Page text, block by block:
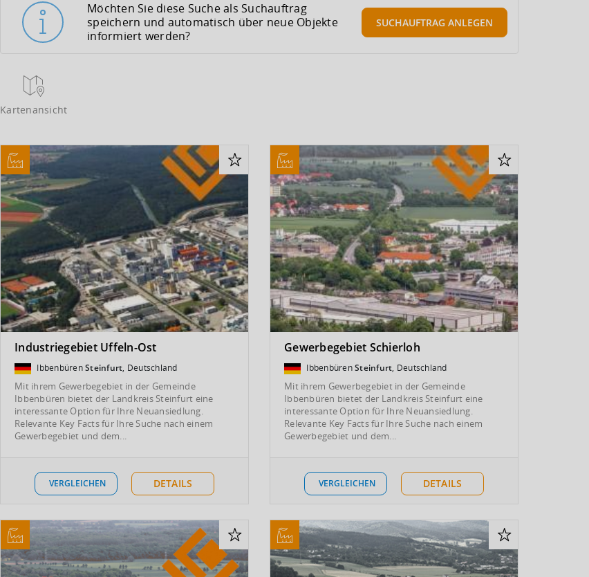
Möchten Sie diese Suche als Suchauftrag
speichern und automatisch über neue Objekte
informiert werden?
SUCHAUFTRAG ANLEGEN
Kartenansicht
Industriegebiet Uffeln-Ost
IbbenbürenSteinfurt, Deutschland
Mit ihrem Gewerbegebiet in der Gemeinde
Ibbenbüren bietet der Landkreis Steinfurt eine
interessante Option für Ihre Neuansiedlung.
Relevante Key Facts für Ihre Suche nach einem
Gewerbegebiet und dem...
VERGLEICHEN DETAILS
Gewerbegebiet Schierloh
IbbenbürenSteinfurt, Deutschland
Mit ihrem Gewerbegebiet in der Gemeinde
Ibbenbüren bietet der Landkreis Steinfurt eine
interessante Option für Ihre Neuansiedlung.
Relevante Key Facts für Ihre Suche nach einem
Gewerbegebiet und dem...
VERGLEICHEN DETAILS